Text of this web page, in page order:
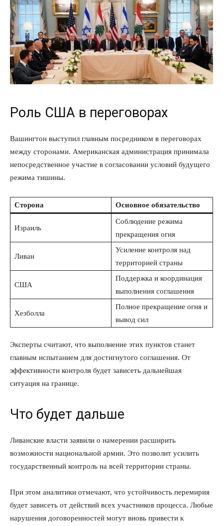
Роль США в переговорах
Вашингтон выступил главным посредником в переговорах
между сторонами. Американская администрация принимала
непосредственное участие в согласовании условий будущего
режима тишины.
Сторона Основное обязательство
Израиль
Соблюдение режима
прекращения огня
Ливан
Усиление контроля над
территорией страны
США
Поддержка и координация
выполнения соглашения
Хезболла
Полное прекращение огня и
вывод сил
Эксперты считают, что выполнение этих пунктов станет
главным испытанием для достигнутого соглашения. От
эффективности контроля будет зависеть дальнейшая
ситуация на границе.
Что будет дальше
Ливанские власти заявили о намерении расширить
возможности национальной армии. Это позволит усилить
государственный контроль на всей территории страны.
При этом аналитики отмечают, что устойчивость перемирия
будет зависеть от действий всех участников процесса. Любые
нарушения договоренностей могут вновь привести к